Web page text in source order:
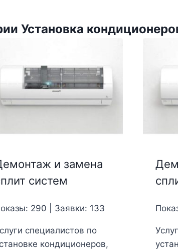
Установка
и замена
систем
290 | Заявки: 133
специалистов по
кондиционеров,